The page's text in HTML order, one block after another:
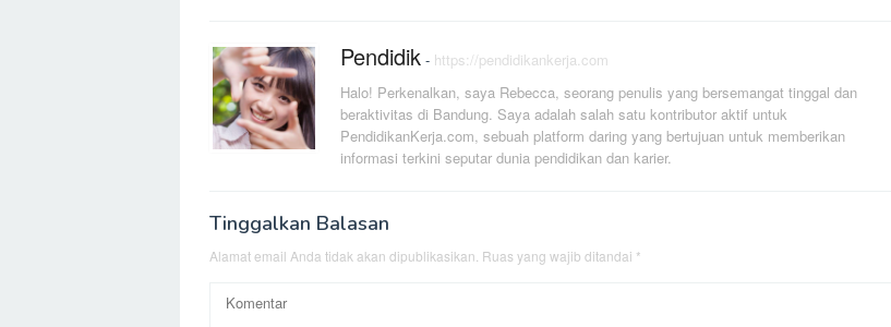
Pendidik - https://pendidikankerja.com
Halo! Perkenalkan, saya Rebecca, seorang penulis yang bersemangat tinggal dan
beraktivitas di Bandung. Saya adalah salah satu kontributor aktif untuk
PendidikanKerja.com, sebuah platform daring yang bertujuan untuk memberikan
informasi terkini seputar dunia pendidikan dan karier.
Tinggalkan Balasan
Alamat email Anda tidak akan dipublikasikan. Ruas yang wajib ditandai *